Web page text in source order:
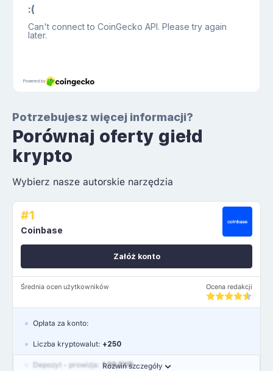
Potrzebujesz więcej informacji?
Porównaj oferty giełd
krypto
Wybierz nasze autorskie narzędzia
#1
Coinbase
Średnia ocen użytkowników Ocena redakcji
Załóż konto
Rozwiń szczegóły
Opłata za konto:
Liczba kryptowalut: +250
Depozyt - prowizja: 1.99 EUR